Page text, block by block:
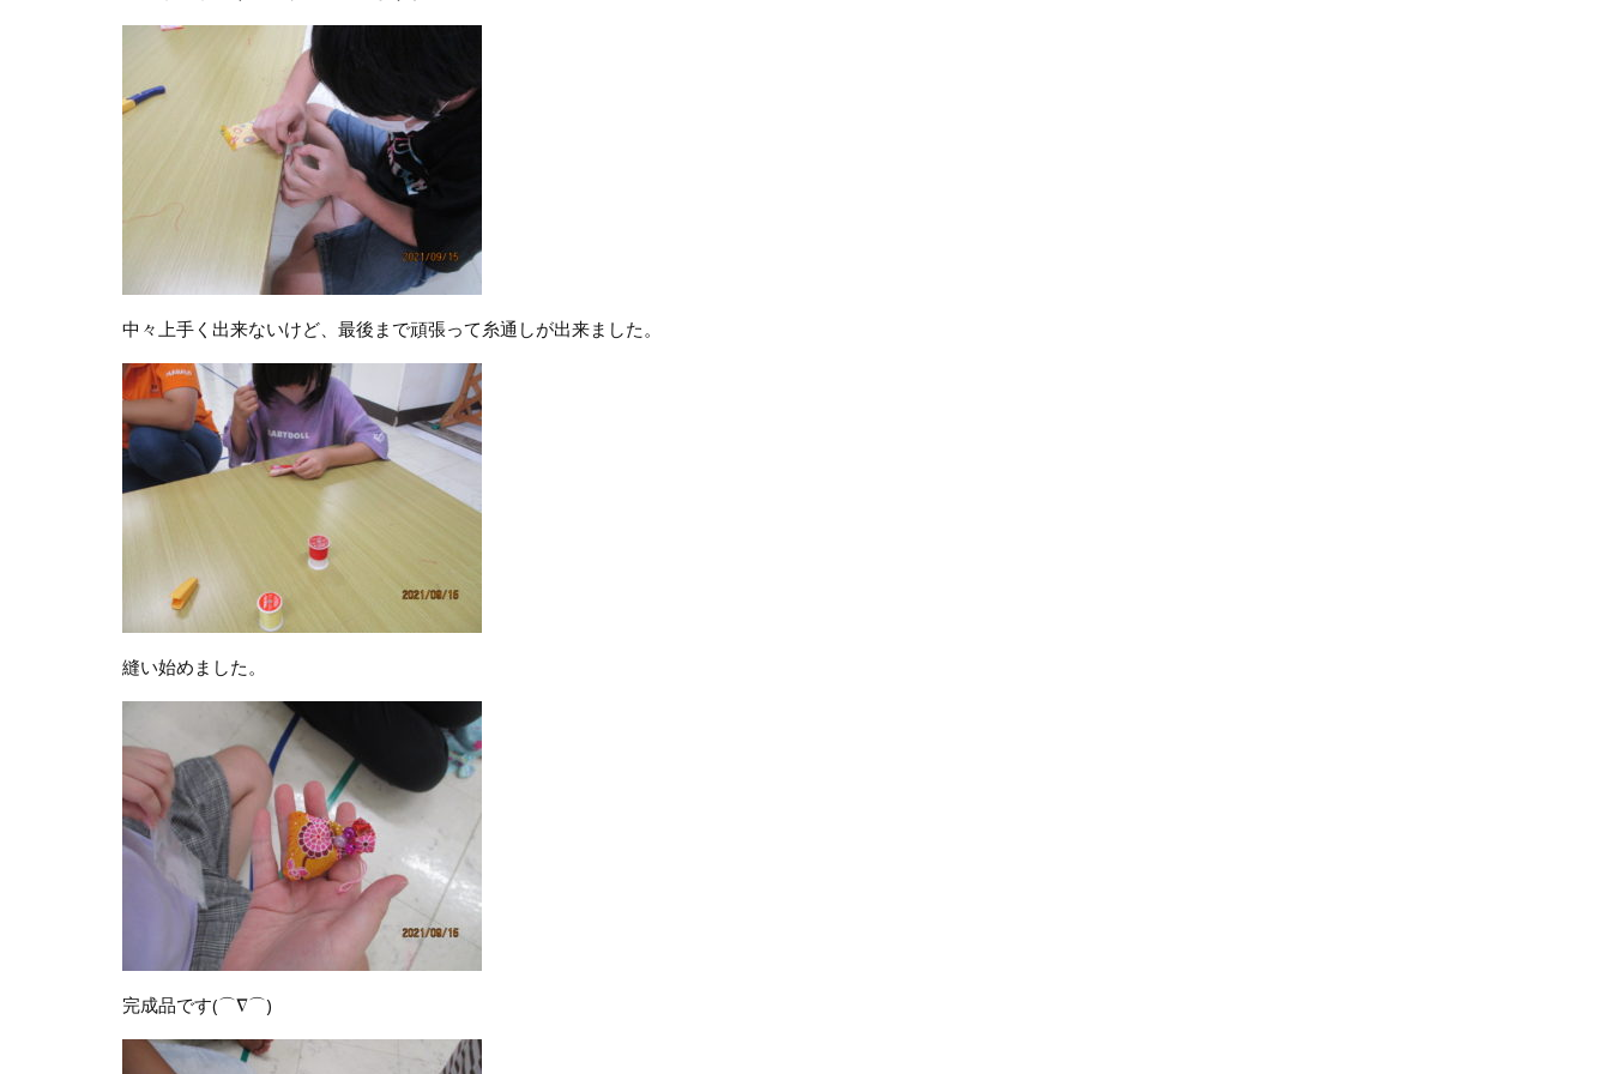
中々上手く出来ないけど、最後まで頑張って糸通しが出来ました。
縫い始めました。
完成品です(⌒∇⌒)